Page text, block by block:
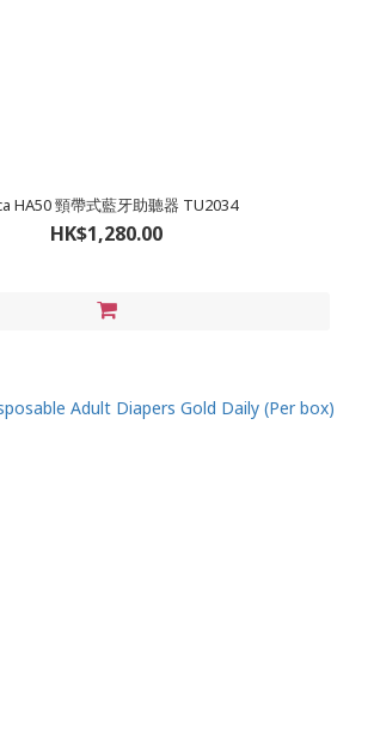
HA50 頸帶式藍牙助聽器 TU2034
HK$1,280.00